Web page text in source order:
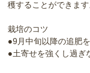
穫することができます
栽培のコツ
●9月中旬以降の追肥
●土寄せを強くし過ぎ